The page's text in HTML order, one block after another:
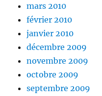
mars 2010
février 2010
janvier 2010
décembre 2009
novembre 2009
octobre 2009
septembre 2009